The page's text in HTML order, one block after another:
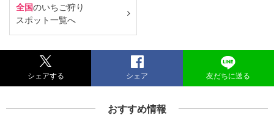
全国のいちご狩り
スポット一覧へ
シェアする シェア 友だちに送る
おすすめ情報